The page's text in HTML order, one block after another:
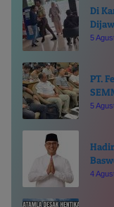
Di
5
PT.
5
Kie
4